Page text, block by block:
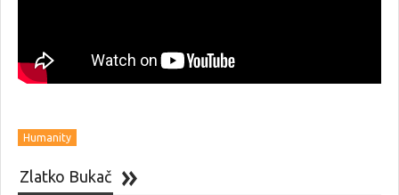
Humanity
Zlatko Bukač